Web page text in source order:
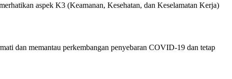
aspek K3 (Keamanan, Kesehatan, dan Keselamatan Kerja)
dan memantau perkembangan penyebaran COVID-19 dan tetap